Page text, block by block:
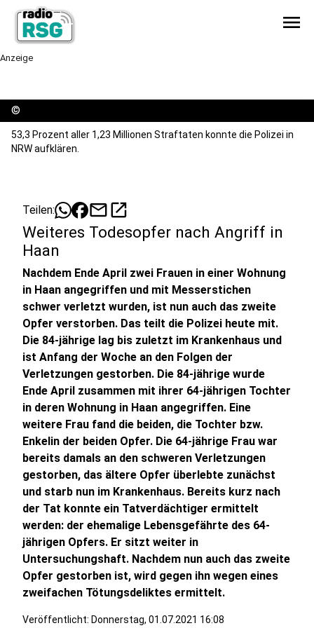
menu
Anzeige
©
53,3 Prozent aller 1,23 Millionen Straftaten konnte die Polizei in
NRW aufklären.
Teilen: mailopen_in_new
Weiteres Todesopfer nach Angriff in
Haan
Nachdem Ende April zwei Frauen in einer Wohnung
in Haan angegriffen und mit Messerstichen
schwer verletzt wurden, ist nun auch das zweite
Opfer verstorben. Das teilt die Polizei heute mit.
Die 84-jährige lag bis zuletzt im Krankenhaus und
ist Anfang der Woche an den Folgen der
Verletzungen gestorben. Die 84-jährige wurde
Ende April zusammen mit ihrer 64-jährigen Tochter
in deren Wohnung in Haan angegriffen. Eine
weitere Frau fand die beiden, die Tochter bzw.
Enkelin der beiden Opfer. Die 64-jährige Frau war
bereits damals an den schweren Verletzungen
gestorben, das ältere Opfer überlebte zunächst
und starb nun im Krankenhaus. Bereits kurz nach
der Tat konnte ein Tatverdächtiger ermittelt
werden: der ehemalige Lebensgefährte des 64-
jährigen Opfers. Er sitzt weiter in
Untersuchungshaft. Nachdem nun auch das zweite
Opfer gestorben ist, wird gegen ihn wegen eines
zweifachen Tötungsdeliktes ermittelt.
Veröffentlicht: Donnerstag, 01.07.2021 16:08